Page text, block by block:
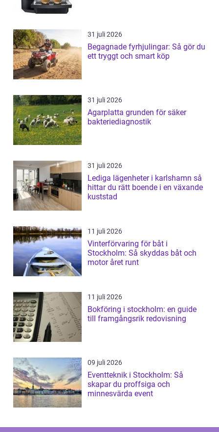
31 juli 2026
Begagnade fyrhjulingar: Så gör du
ett tryggt och smart köp
31 juli 2026
Agarplatta grunden för säker
bakteriediagnostik
31 juli 2026
Lediga lägenheter i karlshamn så
hittar du rätt boende i en växande
kuststad
11 juli 2026
Vinterförvaring för båt i
Stockholm: Så skyddas båt och
motor året runt
11 juli 2026
Bokföring i stockholm: en guide
till framgångsrik redovisning
09 juli 2026
Eventteknik i Stockholm: Så
skapar du proffsiga och
minnesvärda event